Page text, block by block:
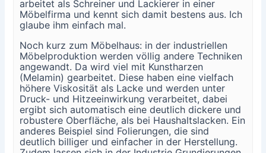
arbeitet als Schreiner und Lackierer in einer
Möbelfirma und kennt sich damit bestens aus. Ich
glaube ihm einfach mal.
Noch kurz zum Möbelhaus: in der industriellen
Möbelproduktion werden völlig andere Techniken
angewandt. Da wird viel mit Kunstharzen
(Melamin) gearbeitet. Diese haben eine vielfach
höhere Viskosität als Lacke und werden unter
Druck- und Hitzeeinwirkung verarbeitet, dabei
ergibt sich automatisch eine deutlich dickere und
robustere Oberfläche, als bei Haushaltslacken. Ein
anderes Beispiel sind Folierungen, die sind
deutlich billiger und einfacher in der Herstellung.